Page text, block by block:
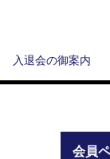
入退会の御案内
会員